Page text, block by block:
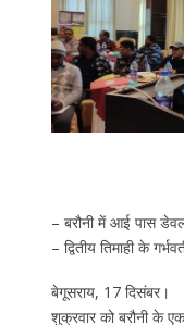
– बरौनी में आई पास
– द्वितीय तिमाही के
बेगूसराय, 17 दिसंबर।
शुक्रवार को बरौनी के